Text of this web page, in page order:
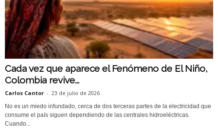
Cada vez que aparece el Fenómeno de El Niño,
Colombia revive...
Carlos Cantor - 23 de julio de 2026
No es un miedo infundado, cerca de dos terceras partes de la electricidad que
consume el país siguen dependiendo de las centrales hidroeléctricas.
Cuando...